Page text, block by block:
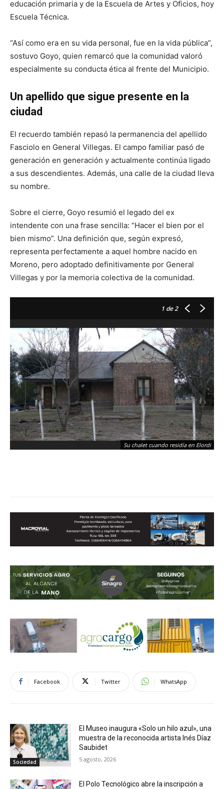
educación primaria y de la Escuela de Artes y Oficios, hoy
Escuela Técnica.
“Así como era en su vida personal, fue en la vida pública”,
sostuvo Goyo, quien remarcó que la comunidad valoró
especialmente su conducta ética al frente del Municipio.
Un apellido que sigue presente en la
ciudad
El recuerdo también repasó la permanencia del apellido
Fasciolo en General Villegas. El campo familiar pasó de
generación en generación y actualmente continúa ligado
a sus descendientes. Además, una calle de la ciudad lleva
su nombre.
Sobre el cierre, Goyo resumió el legado del ex
intendente con una frase sencilla: “Hacer el bien por el
bien mismo”. Una definición que, según expresó,
representa perfectamente a aquel hombre nacido en
Moreno, pero adoptado definitivamente por General
Villegas y por la memoria colectiva de la comunidad.
1 de 2
Su chalet cuando residía en Elordi
Facebook Twitter WhatsApp
Sociedad
El Museo inaugura «Solo un hilo azul», una
muestra de la reconocida artista Inés Díaz
Saubidet
5 agosto, 2026
El Polo Tecnológico abre la inscripción a